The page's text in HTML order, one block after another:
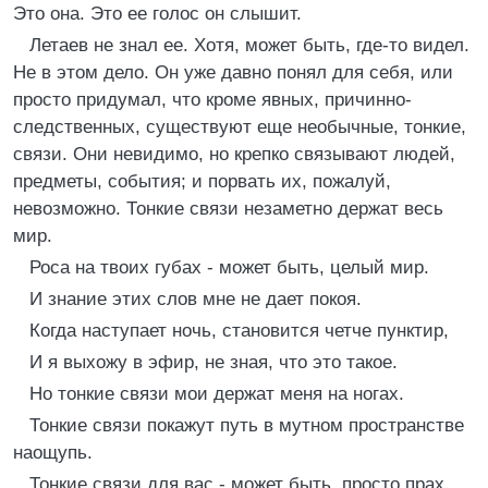
Это она. Это ее голос он слышит.
Летаев не знал ее. Хотя, может быть, где-то видел.
Не в этом дело. Он уже давно понял для себя, или
просто придумал, что кроме явных, причинно-
следственных, существуют еще необычные, тонкие,
связи. Они невидимо, но крепко связывают людей,
предметы, события; и порвать их, пожалуй,
невозможно. Тонкие связи незаметно держат весь
мир.
Роса на твоих губах - может быть, целый мир.
И знание этих слов мне не дает покоя.
Когда наступает ночь, становится четче пунктир,
И я выхожу в эфир, не зная, что это такое.
Но тонкие связи мои держат меня на ногах.
Тонкие связи покажут путь в мутном пространстве
наощупь.